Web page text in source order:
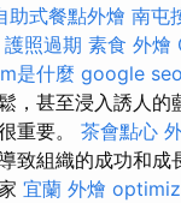
助式餐點外燴 南屯
護照過期 素食 外燴
是什麼 google
，甚至浸入誘人
重要。 茶會點心
致組織的成功和成
宜蘭 外燴